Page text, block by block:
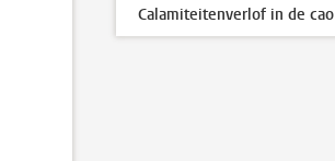
Calamiteitenverlof in de cao